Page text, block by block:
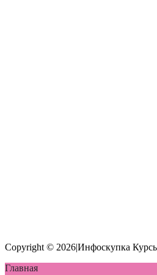
Copyright © 2026|Инфоскупка
Главная